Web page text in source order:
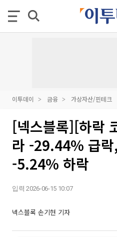
이투데이 금융 가상자산/핀테크
[넥스블록][하락
라 -29.44% 급락
-5.24% 하락
입력 2026-06-15 10:07
넥스블록 손기현 기자